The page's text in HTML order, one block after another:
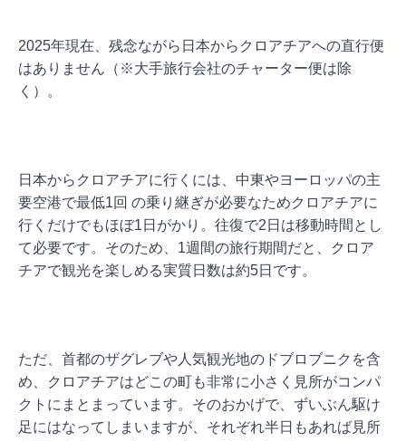
2025年現在、残念ながら日本からクロアチアへの直行便
はありません（※大手旅行会社のチャーター便は除
く）。
日本からクロアチアに行くには、中東やヨーロッパの主
要空港で最低1回 の乗り継ぎが必要なためクロアチアに
行くだけでもほぼ1日がかり。往復で2日は移動時間とし
て必要です。そのため、1週間の旅行期間だと、クロア
チアで観光を楽しめる実質日数は約5日です。
ただ、首都のザグレブや人気観光地のドブロブニクを含
め、クロアチアはどこの町も非常に小さく見所がコンパ
クトにまとまっています。そのおかげで、ずいぶん駆け
足にはなってしまいますが、それぞれ半日もあれば見所